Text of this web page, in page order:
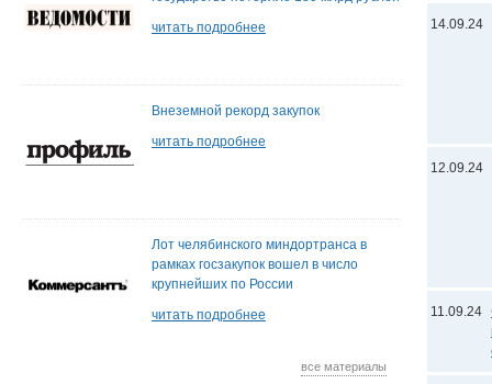
читать подробнее
Внеземной рекорд закупок
читать подробнее
Лот челябинского миндортранса в
рамках госзакупок вошел в число
крупнейших по России
читать подробнее
все материалы
14.09.24
12.09.24
11.09.24